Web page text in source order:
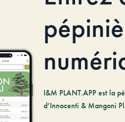
I&M PLANT.APP est la
d’Innocenti & Mangoni